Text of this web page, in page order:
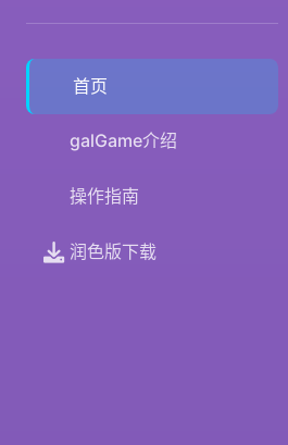
首页
galGame介绍
操作指南
润色版下载